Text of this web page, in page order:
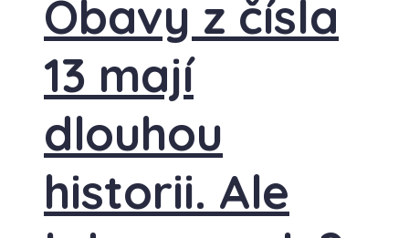
Obavy z čísla
13 mají
dlouhou
historii. Ale